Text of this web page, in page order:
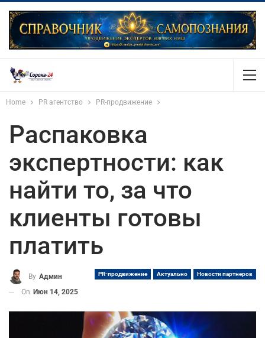
Home PR агентство PR-продвижение
Распаковка
экспертности: как
найти то, за что
клиенты готовы
платить
PR-продвижение Актуально Новости партнеров
By Админ
On Июн 14, 2025